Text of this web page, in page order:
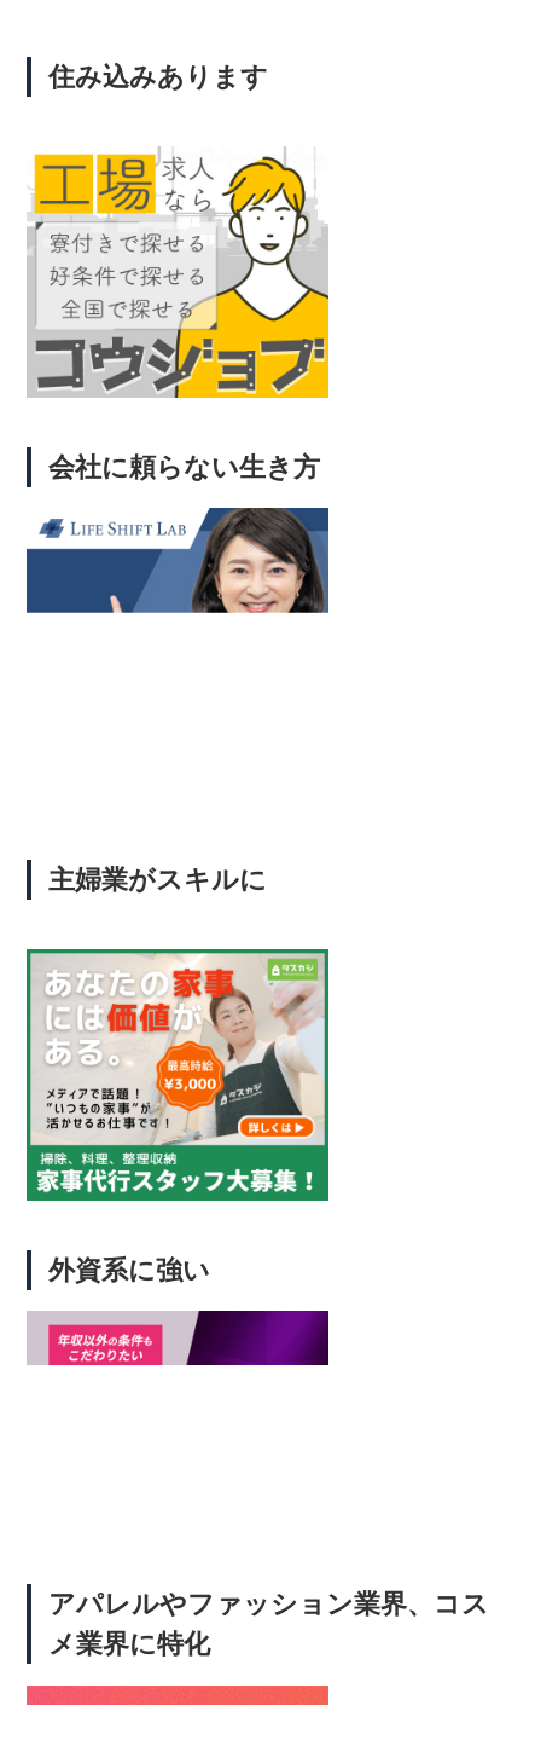
住み込みあります
会社に頼らない生き方
主婦業がスキルに
外資系に強い
アパレルやファッション業界、コス
メ業界に特化